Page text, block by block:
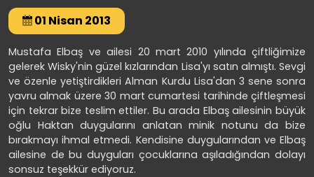
01 Nisan 2013
Mustafa Elbaş ve ailesi 20 mart 2010 yılında çiftliğimize
gelerek Wisky'nin güzel kızlarından Lisa'yı satın almıştı. Sevgi
ve özenle yetiştirdikleri Alman Kurdu Lisa'dan 3 sene sonra
yavru almak üzere 30 mart cumartesi tarihinde çiftleşmesi
için tekrar bize teslim ettiler. Bu arada Elbaş ailesinin büyük
oğlu Haktan duygularını anlatan minik notunu da bize
bırakmayı ihmal etmedi. Kendisine duygularından ve Elbaş
ailesine de bu duyguları çocuklarına aşıladığından dolayı
sonsuz teşekkür ediyoruz.